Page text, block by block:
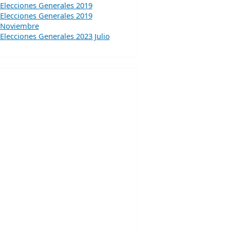
Elecciones Generales 2019
Elecciones Generales 2019
Noviembre
Elecciones Generales 2023 Julio